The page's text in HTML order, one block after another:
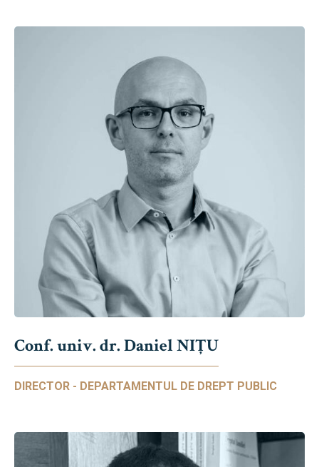
Conf. univ. dr. Daniel NIŢU
DIRECTOR - DEPARTAMENTUL DE DREPT PUBLIC